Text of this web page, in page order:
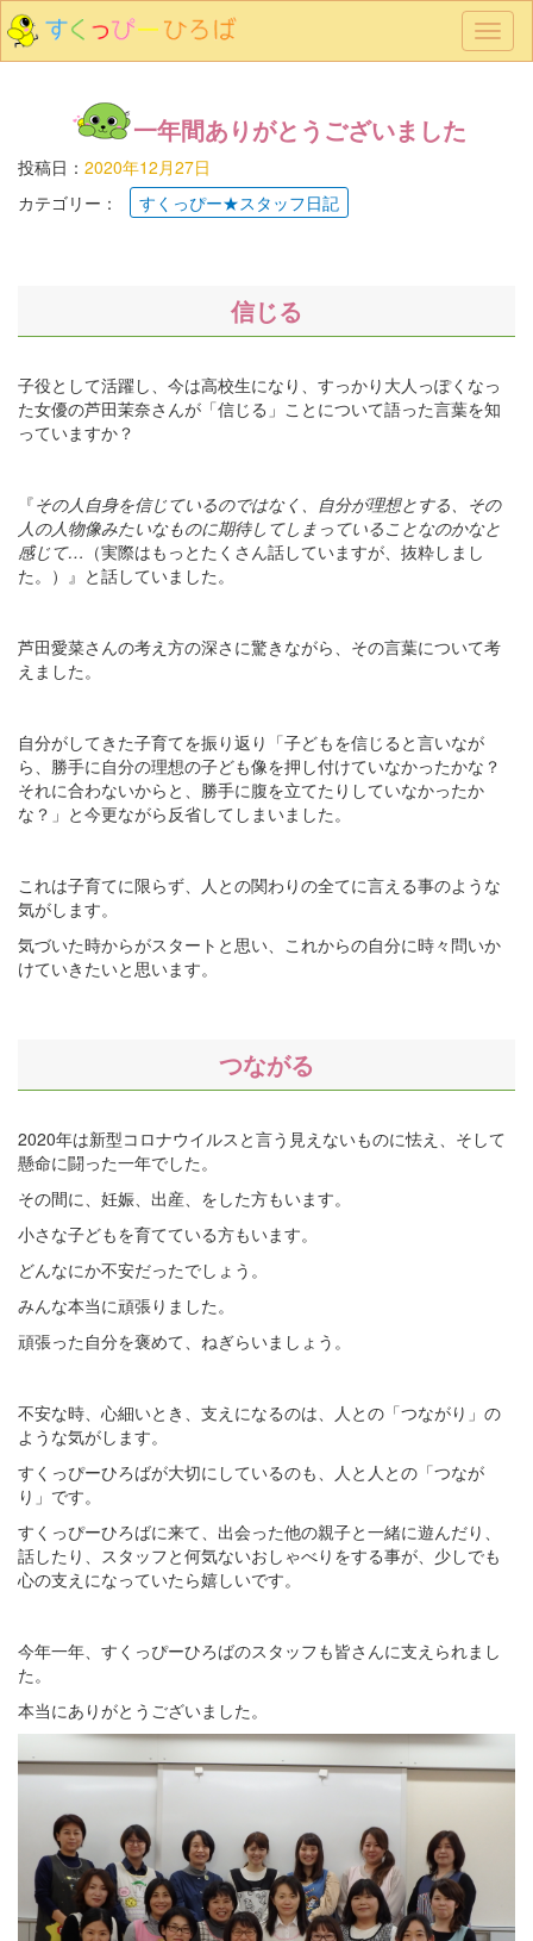
メ
ニ
一年間ありがとうございました
投稿日： 2020年12月27日
カテゴリー：
すくっぴー★スタッフ日記
信じる
子役として活躍し、今は高校生になり、すっかり大人っぽくなっ
た女優の芦田茉奈さんが「信じる」ことについて語った言葉を知
っていますか？
『その人自身を信じているのではなく、自分が理想とする、その
人の人物像みたいなものに期待してしまっていることなのかなと
感じて… （実際はもっとたくさん話していますが、抜粋しまし
た。）』と話していました。
芦田愛菜さんの考え方の深さに驚きながら、その言葉について考
えました。
自分がしてきた子育てを振り返り「子どもを信じると言いなが
ら、勝手に自分の理想の子ども像を押し付けていなかったかな？
それに合わないからと、勝手に腹を立てたりしていなかったか
な？」と今更ながら反省してしまいました。
これは子育てに限らず、人との関わりの全てに言える事のような
気がします。
気づいた時からがスタートと思い、これからの自分に時々問いか
けていきたいと思います。
つながる
2020年は新型コロナウイルスと言う見えないものに怯え、そして
懸命に闘った一年でした。
その間に、妊娠、出産、をした方もいます。
小さな子どもを育てている方もいます。
どんなにか不安だったでしょう。
みんな本当に頑張りました。
頑張った自分を褒めて、ねぎらいましょう。
不安な時、心細いとき、支えになるのは、人との「つながり」の
ような気がします。
すくっぴーひろばが大切にしているのも、人と人との「つなが
り」です。
すくっぴーひろばに来て、出会った他の親子と一緒に遊んだり、
話したり、スタッフと何気ないおしゃべりをする事が、少しでも
心の支えになっていたら嬉しいです。
今年一年、すくっぴーひろばのスタッフも皆さんに支えられまし
た。
本当にありがとうございました。